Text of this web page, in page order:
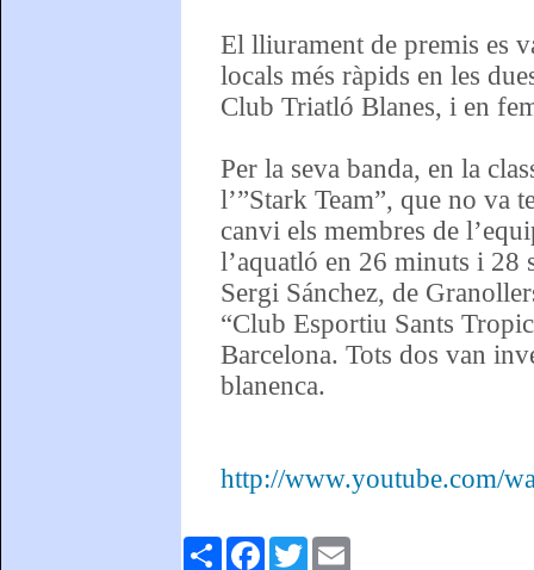
El lliurament de premis es
locals més ràpids en les
Club Triatló Blanes, i en
Per la seva banda, en la
l’”Stark Team”, que no va
canvi els membres de
l’aquatló en 26 minuts i 28
Sergi Sánchez, de
“Club Esportiu Sants
Barcelona. Tots dos van
blanenca.
http://www.youtube.com/
ComparteixFacebookTwitter